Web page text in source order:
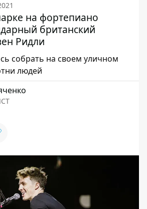
на фортепиано
британский
Ридли
собрать на своем уличном
людей